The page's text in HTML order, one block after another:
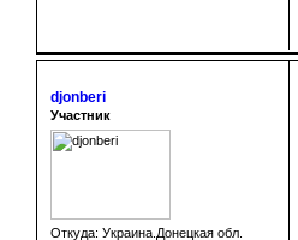
djonberi
Участник
Откуда: Украина.Донецкая обл.